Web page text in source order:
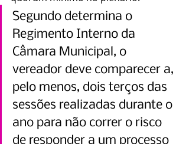
Segundo determina o
Regimento Interno da
Câmara Municipal, o
vereador deve comparecer a,
pelo menos, dois terços das
sessões realizadas durante o
ano para não correr o risco
de responder a um processo